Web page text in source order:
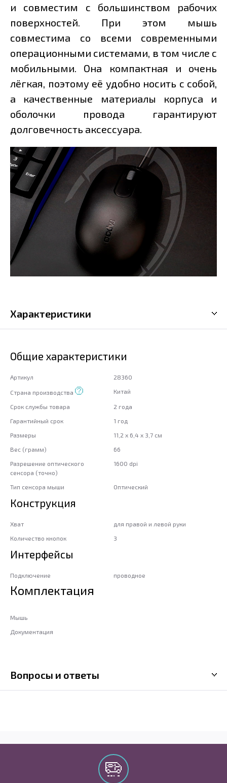
и совместим с большинством рабочих
поверхностей. При этом мышь
совместима со всеми современными
операционными системами, в том числе с
мобильными. Она компактная и очень
лёгкая, поэтому её удобно носить с собой,
а качественные материалы корпуса и
оболочки провода гарантируют
долговечность аксессуара.
Характеристики
Общие характеристики
Артикул 28360
Страна производства Китай
Срок службы товара
2 года
Гарантийный срок
1 год
Размеры
11,2 x 6,4 x 3,7 см
Вес (грамм)
66
Разрешение оптического
сенсора (точно)
1600 dpi
Тип сенсора мыши Оптический
Конструкция
Хват
для правой и левой руки
Количество кнопок
3
Интерфейсы
Подключение проводное
Комплектация
Мышь
Документация
Вопросы и ответы